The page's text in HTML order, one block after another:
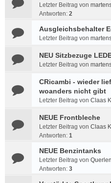
Letzter Beitrag von
Antworten: 2
Ausgleichsbehalter
Letzter Beitrag von
NEU Sitzbezuge
Letzter Beitrag von
CRicambi - wieder
woanders nicht gibt
Letzter Beitrag von Claas
NEUE Frontbleche
Letzter Beitrag von Claas
Antworten: 1
NEUE Benzintanks
Letzter Beitrag von
Antworten: 3